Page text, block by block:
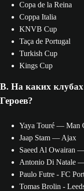
Copa de la Reina
Coppa Italia
KNVB Cup
Taça de Portugal
Turkish Cup
Kings Cup
В. На каких
Героев?
Yaya Touré — Man
Jaap Stam — Ajax
Saeed Al Owairan
Antonio Di Natale
Paulo Futre - FC
Tomas Brolin -